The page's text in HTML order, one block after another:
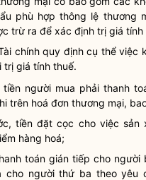
phù hợp thông lệ thương
trừ ra để xác định trị giá tính
chính quy định cụ thể việc
trị giá tính thuế.
người mua phải thanh
trên hoá đơn thương mại,
tiền đặt cọc cho việc sản
hàng hoá;
toán gián tiếp cho người
cho người thứ ba theo yêu